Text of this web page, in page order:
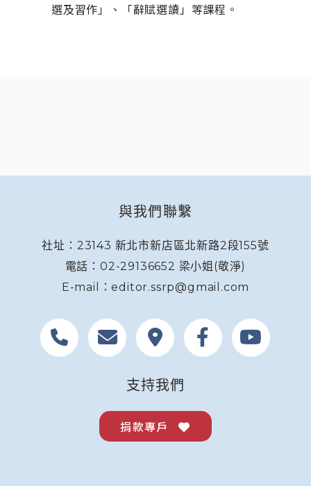
選及習作」、「辭賦選讀」等課程。
與我們聯繫
社址：23143 新北市新店區北新路2段155號
電話：02-29136652 梁小姐(敬淨)
E-mail：editor.ssrp@gmail.com
支持我們
捐款專戶